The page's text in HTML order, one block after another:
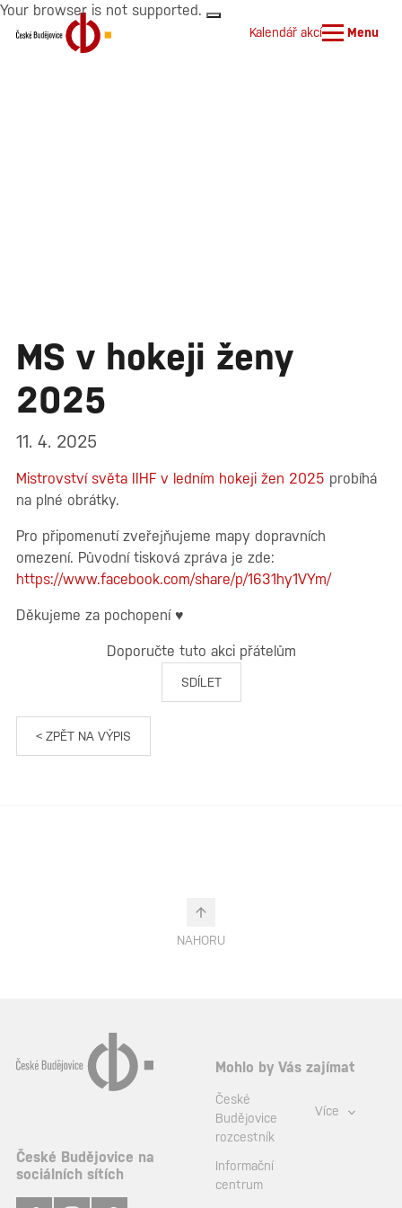
Your browser is not supported.
Kalendář akcí Menu
MS v hokeji ženy
2025
11. 4. 2025
Mistrovství světa IIHF v ledním hokeji žen 2025 probíhá
na plné obrátky.
Pro připomenutí zveřejňujeme mapy dopravních
omezení. Původní tisková zpráva je zde:
https://www.facebook.com/share/p/1631hy1VYm/
Děkujeme za pochopení ♥
Doporučte tuto akci přátelům
SDÍLET
< ZPĚT NA VÝPIS
NAHORU
České Budějovice na
sociálních sítích
Mohlo by Vás zajímat
České
Budějovice
rozcestník
Informační
centrum
Více